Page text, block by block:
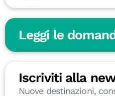
Leggi le
Iscriviti alla
Nuove destinazioni,